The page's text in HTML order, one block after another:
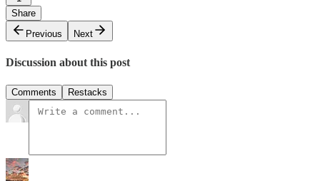
Share
Previous
Next
Discussion about this post
Comments Restacks